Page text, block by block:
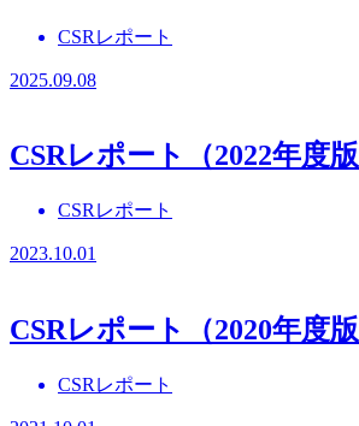
CSRレポート
2025.09.08
CSRレポート（2022年度版
CSRレポート
2023.10.01
CSRレポート（2020年度版
CSRレポート